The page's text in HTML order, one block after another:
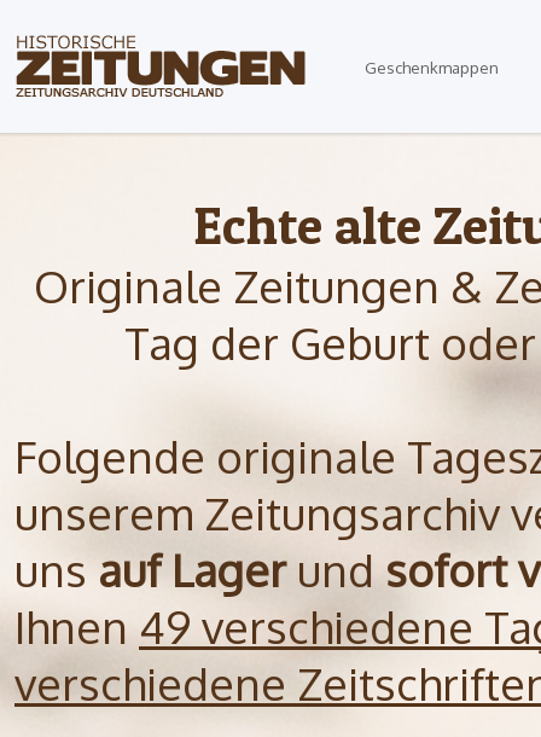
Geschenkmappen
Echte alte
Originale Zeitungen &
Tag der Geburt
Folgende originale
unserem Zeitungsarchiv
uns auf Lagerund sofort
Ihnen 49 verschiedene
verschiedene